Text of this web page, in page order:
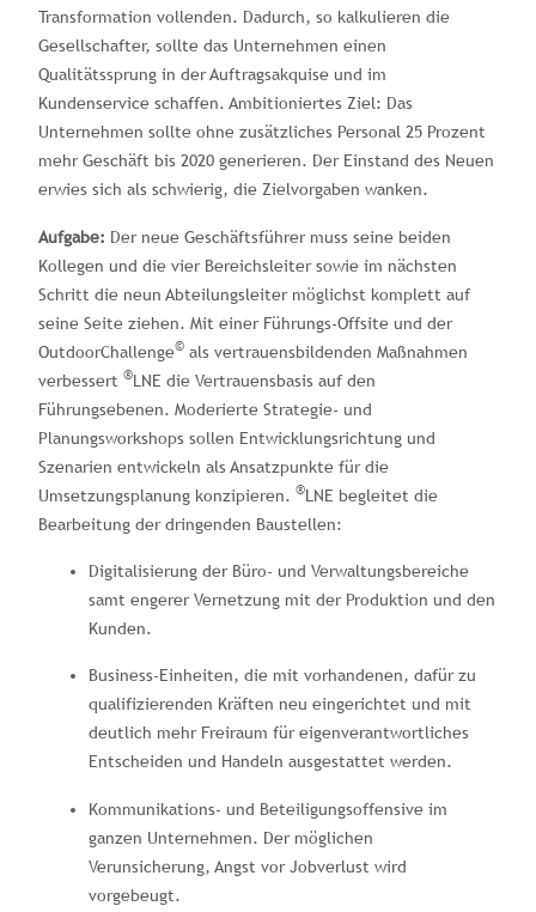
Transformation vollenden. Dadurch, so kalkulieren die
Gesellschafter, sollte das Unternehmen einen
Qualitätssprung in der Auftragsakquise und im
Kundenservice schaffen. Ambitioniertes Ziel: Das
Unternehmen sollte ohne zusätzliches Personal 25 Prozent
mehr Geschäft bis 2020 generieren. Der Einstand des Neuen
erwies sich als schwierig, die Zielvorgaben wanken.
Aufgabe: Der neue Geschäftsführer muss seine beiden
Kollegen und die vier Bereichsleiter sowie im nächsten
Schritt die neun Abteilungsleiter möglichst komplett auf
seine Seite ziehen. Mit einer Führungs-Offsite und der
OutdoorChallenge© als vertrauensbildenden Maßnahmen
verbessert ®LNE die Vertrauensbasis auf den
Führungsebenen. Moderierte Strategie- und
Planungsworkshops sollen Entwicklungsrichtung und
Szenarien entwickeln als Ansatzpunkte für die
Umsetzungsplanung konzipieren. ®LNE begleitet die
Bearbeitung der dringenden Baustellen:
Digitalisierung der Büro- und Verwaltungsbereiche
samt engerer Vernetzung mit der Produktion und den
Kunden.
Business-Einheiten, die mit vorhandenen, dafür zu
qualifizierenden Kräften neu eingerichtet und mit
deutlich mehr Freiraum für eigenverantwortliches
Entscheiden und Handeln ausgestattet werden.
Kommunikations- und Beteiligungsoffensive im
ganzen Unternehmen. Der möglichen
Verunsicherung, Angst vor Jobverlust wird
vorgebeugt.